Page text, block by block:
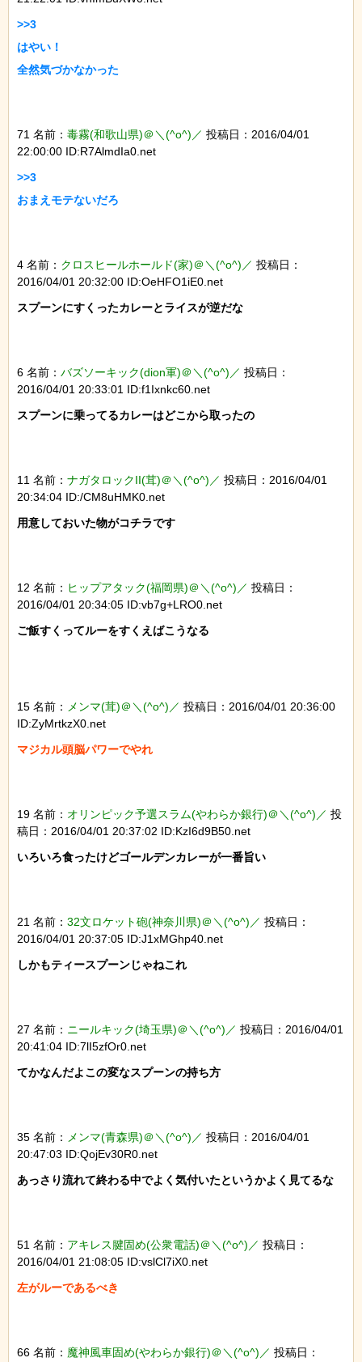
>>3
はやい！
全然気づかなかった
71 名前： 毒霧(和歌山県)＠＼(^o^)／ 投稿日：2016/04/01
22:00:00 ID:R7AlmdIa0.net
>>3
おまえモテないだろ
4 名前： クロスヒールホールド(家)＠＼(^o^)／ 投稿日：
2016/04/01 20:32:00 ID:OeHFO1iE0.net
スプーンにすくったカレーとライスが逆だな
6 名前： バズソーキック(dion軍)＠＼(^o^)／ 投稿日：
2016/04/01 20:33:01 ID:f1Ixnkc60.net
スプーンに乗ってるカレーはどこから取ったの
11 名前： ナガタロックII(茸)＠＼(^o^)／ 投稿日：2016/04/01
20:34:04 ID:/CM8uHMK0.net
用意しておいた物がコチラです
12 名前： ヒップアタック(福岡県)＠＼(^o^)／ 投稿日：
2016/04/01 20:34:05 ID:vb7g+LRO0.net
ご飯すくってルーをすくえばこうなる
15 名前： メンマ(茸)＠＼(^o^)／ 投稿日：2016/04/01 20:36:00
ID:ZyMrtkzX0.net
マジカル頭脳パワーでやれ
19 名前： オリンピック予選スラム(やわらか銀行)＠＼(^o^)／ 投
稿日：2016/04/01 20:37:02 ID:KzI6d9B50.net
いろいろ食ったけどゴールデンカレーが一番旨い
21 名前： 32文ロケット砲(神奈川県)＠＼(^o^)／ 投稿日：
2016/04/01 20:37:05 ID:J1xMGhp40.net
しかもティースプーンじゃねこれ
27 名前： ニールキック(埼玉県)＠＼(^o^)／ 投稿日：2016/04/01
20:41:04 ID:7lI5zfOr0.net
てかなんだよこの変なスプーンの持ち方
35 名前： メンマ(青森県)＠＼(^o^)／ 投稿日：2016/04/01
20:47:03 ID:QojEv30R0.net
あっさり流れて終わる中でよく気付いたというかよく見てるな
51 名前： アキレス腱固め(公衆電話)＠＼(^o^)／ 投稿日：
2016/04/01 21:08:05 ID:vslCl7iX0.net
左がルーであるべき
66 名前： 魔神風車固め(やわらか銀行)＠＼(^o^)／ 投稿日：